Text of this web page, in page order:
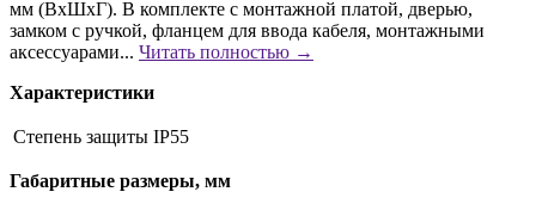
мм (ВхШхГ). В комплекте с монтажной платой, дверью,
замком с ручкой, фланцем для ввода кабеля, монтажными
аксессуарами... Читать полностью →
Характеристики
Степень защиты IP55
Габаритные размеры, мм